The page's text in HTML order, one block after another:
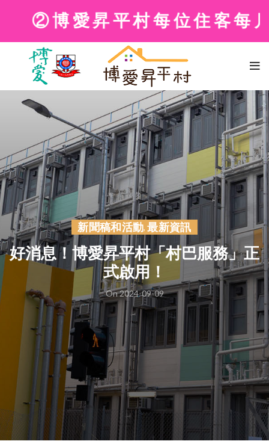
博愛昇平村每位住客每月
新聞稿和活動,最新資訊
好消息！博愛昇平村「村巴服務」正
式啟用！
On 2024-09-09